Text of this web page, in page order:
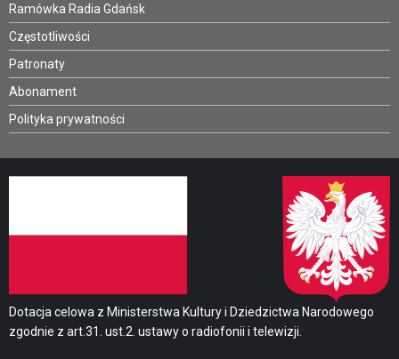
Ramówka Radia Gdańsk
Częstotliwości
Patronaty
Abonament
Polityka prywatności
Dotacja celowa z Ministerstwa Kultury i Dziedzictwa Narodowego
zgodnie z art.31. ust.2. ustawy o radiofonii i telewizji.